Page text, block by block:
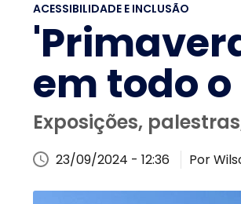
ACESSIBILIDADE E INCLUSÃO
em todo
Exposições,
23/09/2024 - 12:36 Por